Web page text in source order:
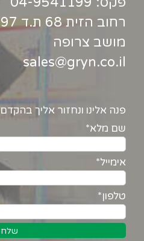
רחוב הזית 68 ת.ד 197
מושב צרופה
sales@gryn.co.il
פנה אלינו ונחזור אליך בהקדם
שם מלא*
אימייל*
טלפון*